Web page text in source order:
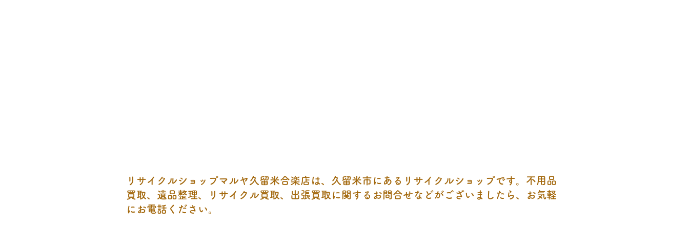
リサイクルショップマルヤ久留米合楽店は、久留米市にあるリサイクルショップです。不用品
買取、遺品整理、リサイクル買取、出張買取に関するお問合せなどがございましたら、お気軽
にお電話ください。